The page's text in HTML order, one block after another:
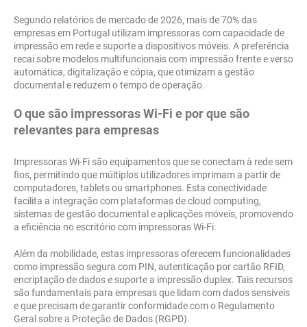
Segundo relatórios de mercado de 2026, mais de 70% das
empresas em Portugal utilizam impressoras com capacidade de
impressão em rede e suporte a dispositivos móveis. A preferência
recai sobre modelos multifuncionais com impressão frente e verso
automática, digitalização e cópia, que otimizam a gestão
documental e reduzem o tempo de operação.
O que são impressoras Wi-Fi e por que são
relevantes para empresas
Impressoras Wi-Fi são equipamentos que se conectam à rede sem
fios, permitindo que múltiplos utilizadores imprimam a partir de
computadores, tablets ou smartphones. Esta conectividade
facilita a integração com plataformas de cloud computing,
sistemas de gestão documental e aplicações móveis, promovendo
a eficiência no escritório com impressoras Wi-Fi.
Além da mobilidade, estas impressoras oferecem funcionalidades
como impressão segura com PIN, autenticação por cartão RFID,
encriptação de dados e suporte a impressão duplex. Tais recursos
são fundamentais para empresas que lidam com dados sensíveis
e que precisam de garantir conformidade com o Regulamento
Geral sobre a Proteção de Dados (RGPD).